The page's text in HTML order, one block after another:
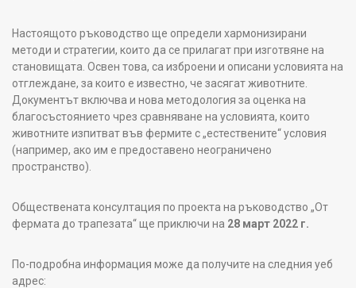
Настоящото ръководство ще определи хармонизирани
методи и стратегии, които да се прилагат при изготвяне на
становищата. Освен това, са изброени и описани условията на
отглеждане, за които е известно, че засягат животните.
Документът включва и нова методология за оценка на
благосъстоянието чрез сравняване на условията, които
животните изпитват във фермите с „естествените“ условия
(например, ако им е предоставено неограничено
пространство).
Обществената консултация по проекта на ръководство „От
фермата до трапезата“ ще приключи на 28 март 2022 г.
По-подробна информация може да получите на следния уеб
адрес: